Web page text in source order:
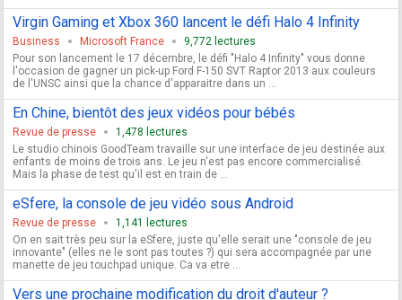
Virgin Gaming et Xbox 360 lancent le défi Halo 4 Infinity
Business Microsoft France
9,772 lectures
Pour son lancement le 17 décembre, le défi "Halo 4 Infinity" vous donne
l'occasion de gagner un pick-up Ford F-150 SVT Raptor 2013 aux couleurs
de l'UNSC ainsi que la chance d'apparaitre dans un ...
En Chine, bientôt des jeux vidéos pour bébés
Revue de presse
1,478 lectures
Le studio chinois GoodTeam travaille sur une interface de jeu destinée aux
enfants de moins de trois ans. Le jeu n'est pas encore commercialisé.
Mais la phase de test qu'il est en train de ...
eSfere, la console de jeu vidéo sous Android
Revue de presse
1,141 lectures
On en sait très peu sur la eSfere, juste qu'elle serait une "console de jeu
innovante" (elles ne le sont pas toutes ?) qui sera accompagnée par une
manette de jeu touchpad unique. Ca va etre ...
Vers une prochaine modification du droit d'auteur ?